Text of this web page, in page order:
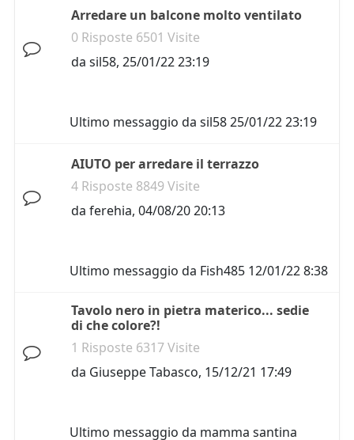
Arredare un balcone molto ventilato
0 Risposte 6501 Visite
da sil58, 25/01/22 23:19
Ultimo messaggio da sil5825/01/22 23:19
AIUTO per arredare il terrazzo
4 Risposte 8849 Visite
da ferehia, 04/08/20 20:13
Ultimo messaggio da Fish485 12/01/22 8:38
Tavolo nero in pietra materico... sedie
di che colore?!
1 Risposte 6317 Visite
da Giuseppe Tabasco, 15/12/21 17:49
Ultimo messaggio da mamma santina